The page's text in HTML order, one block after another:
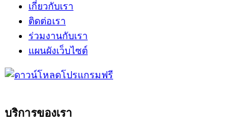
เกี่ยวกับเรา
ติดต่อเรา
ร่วมงานกับเรา
แผนผังเว็บไซต์
บริการของเรา